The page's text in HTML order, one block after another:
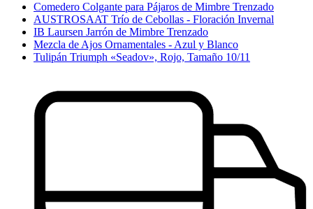
Comedero Colgante para Pájaros de Mimbre Trenzado
AUSTROSAAT Trío de Cebollas - Floración Invernal
IB Laursen Jarrón de Mimbre Trenzado
Mezcla de Ajos Ornamentales - Azul y Blanco
Tulipán Triumph «Seadov», Rojo, Tamaño 10/11